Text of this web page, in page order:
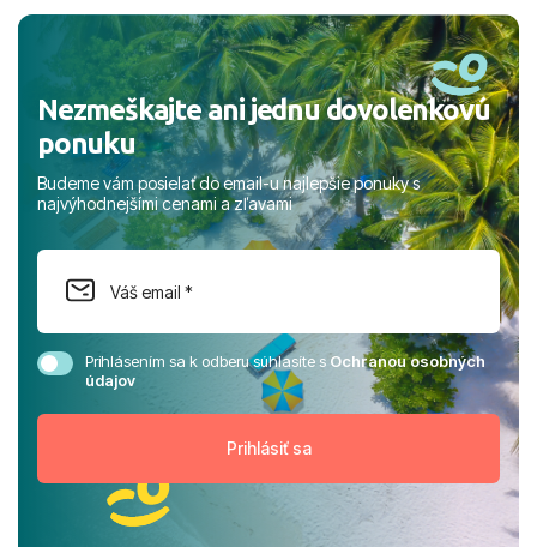
Nezmeškajte ani jednu dovolenkovú
ponuku
Budeme vám posielať do email-u najlepšie ponuky s
najvýhodnejšími cenami a zľavami
Prihlásením sa k odberu súhlasíte sOchranou osobných
údajov